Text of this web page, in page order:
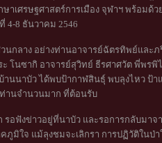
าเศรษฐศาสตร์การเมือง จุฬาฯ พร้อม
4-8 ธันวาคม 2546
กลาง อย่างท่านอาจารย์ฉัตรทิพย์และภ
โนซากิ อาจารย์สุวิทย์ ธีรศาศวัต พี่พร
านนาบัว ได้พบป้ากาฬสินธุ์ พบลุงไหว
านจำนวนมาก ที่ต้อนรับ
อฟังข่าวอยู่ที่นาบัว และรอการกลับมา
ภูมิใจ แม้ลุงชมจะเลิกรา การปฏิวัติใน